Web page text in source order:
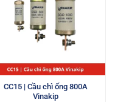
CC15 | Cầu chì ống 800A
Vinakip